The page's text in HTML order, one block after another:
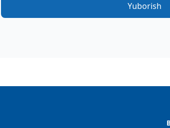
Yuborish